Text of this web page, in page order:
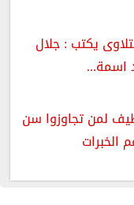
يكتب : جلال
اسمة...
لمن تجاوزوا سن